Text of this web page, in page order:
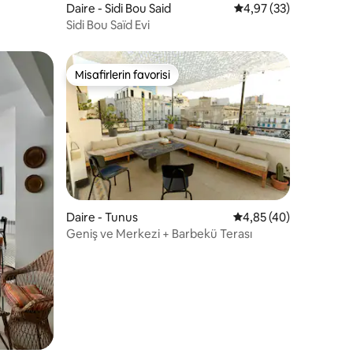
Daire - Sidi Bou Said 5 üzerinden
4,97 (33)
Sidi Bou Saïd Evi
Misafirlerin favorisi
Misafirlerin favorisi
Daire - Tunus 5 üzerinden
4,85 (40)
Geniş ve Merkezi + Barbekü Terası